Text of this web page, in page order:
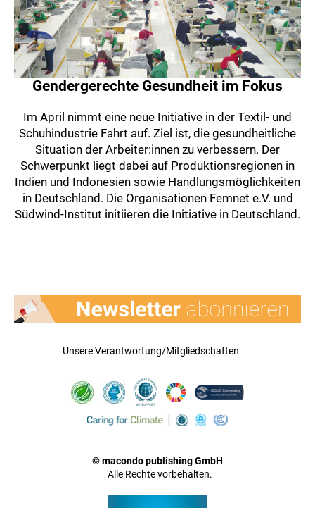
Gendergerechte Gesundheit im Fokus
Im April nimmt eine neue Initiative in der Textil- und
Schuhindustrie Fahrt auf. Ziel ist, die gesundheitliche
Situation der Arbeiter:innen zu verbessern. Der
Schwerpunkt liegt dabei auf Produktionsregionen in
Indien und Indonesien sowie Handlungsmöglichkeiten
in Deutschland. Die Organisationen Femnet e.V. und
Südwind-Institut initiieren die Initiative in Deutschland.
Unsere Verantwortung/Mitgliedschaften
© macondo publishing GmbH
Alle Rechte vorbehalten.